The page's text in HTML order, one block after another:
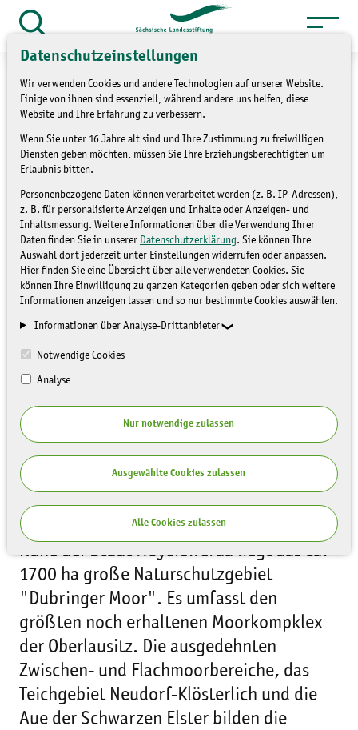
Datenschutzeinstellungen
Wir verwenden Cookies und andere Technologien auf unserer Website.
Einige von ihnen sind essenziell, während andere uns helfen, diese
Website und Ihre Erfahrung zu verbessern.
Wenn Sie unter 16 Jahre alt sind und Ihre Zustimmung zu freiwilligen
Diensten geben möchten, müssen Sie Ihre Erziehungsberechtigten um
Erlaubnis bitten.
Personenbezogene Daten können verarbeitet werden (z. B. IP-Adressen),
z. B. für personalisierte Anzeigen und Inhalte oder Anzeigen- und
Inhaltsmessung. Weitere Informationen über die Verwendung Ihrer
Daten finden Sie in unserer Datenschutzerklärung. Sie können Ihre
Auswahl dort jederzeit unter Einstellungen widerrufen oder anpassen.
Hier finden Sie eine Übersicht über alle verwendeten Cookies. Sie
können Ihre Einwilligung zu ganzen Kategorien geben oder sich weitere
Informationen anzeigen lassen und so nur bestimmte Cookies auswählen.
Informationen über Analyse-Drittanbieter
Notwendige Cookies
Analyse
Nur notwendige zulassen
Ausgewählte Cookies zulassen
Alle Cookies zulassen
Zum
Inhalt
springen
öffnen
Service » Archiv » Projekte
Beobachtungsstand im
Dubringer Moor
PROJEKTE
Zeitraum:12.11.2008 - 31.07.2009
Nahe der Stadt Hoyerswerda liegt das ca.
1700 ha große Naturschutzgebiet
"Dubringer Moor". Es umfasst den
größten noch erhaltenen Moorkompklex
der Oberlausitz. Die ausgedehnten
Zwischen- und Flachmoorbereiche, das
Teichgebiet Neudorf-Klösterlich und die
Aue der Schwarzen Elster bilden die